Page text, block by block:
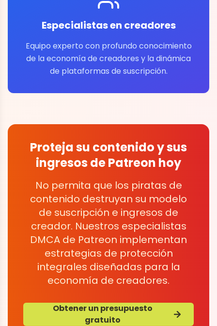
Especialistas en creadores
Equipo experto con profundo conocimiento
de la economía de creadores y la dinámica
de plataformas de suscripción.
Proteja su contenido y sus
ingresos de Patreon hoy
No permita que los piratas de
contenido destruyan su modelo
de suscripción e ingresos de
creador. Nuestros especialistas
DMCA de Patreon implementan
estrategias de protección
integrales diseñadas para la
economía de creadores.
Obtener un presupuesto
gratuito